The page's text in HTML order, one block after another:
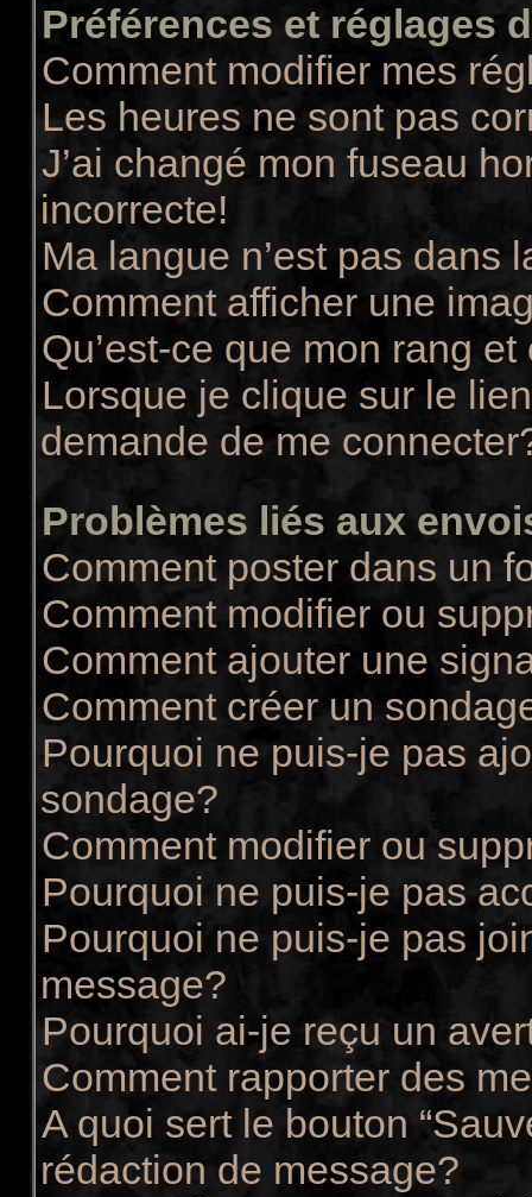
Préférences et réglages
Comment modifier mes
Les heures ne sont pas
J’ai changé mon fuseau
incorrecte!
Ma langue n’est pas dans
Comment afficher une
Qu’est-ce que mon rang
Lorsque je clique sur le
demande de me
Problèmes liés aux
Comment poster dans un
Comment modifier ou
Comment ajouter une
Comment créer un
Pourquoi ne puis-je pas
sondage?
Comment modifier ou
Pourquoi ne puis-je pas
Pourquoi ne puis-je pas
message?
Pourquoi ai-je reçu un
Comment rapporter des
A quoi sert le bouton
rédaction de message?